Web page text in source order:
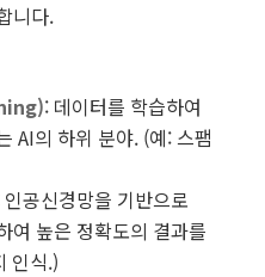
니다.
: 데이터를 학습하여
AI의 하위 분야. (예: 스팸
인공신경망을 기반으로
여 높은 정확도의 결과를
인식.)